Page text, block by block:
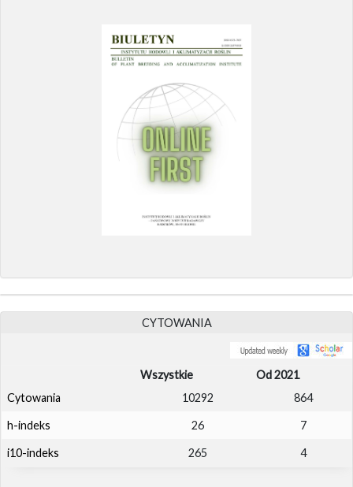
CYTOWANIA
Wszystkie
Od 2021
Cytowania
10292 864
h-indeks 26 7
i10-indeks 265 4